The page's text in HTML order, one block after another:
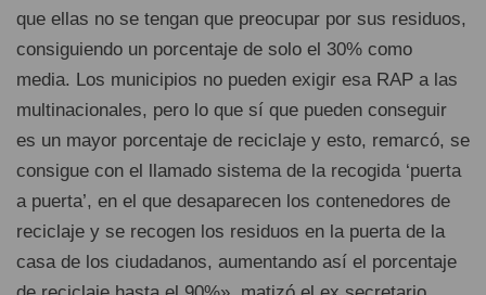
que ellas no se tengan que preocupar por sus residuos,
consiguiendo un porcentaje de solo el 30% como
media. Los municipios no pueden exigir esa RAP a las
multinacionales, pero lo que sí que pueden conseguir
es un mayor porcentaje de reciclaje y esto, remarcó, se
consigue con el llamado sistema de la recogida ‘puerta
a puerta’, en el que desaparecen los contenedores de
reciclaje y se recogen los residuos en la puerta de la
casa de los ciudadanos, aumentando así el porcentaje